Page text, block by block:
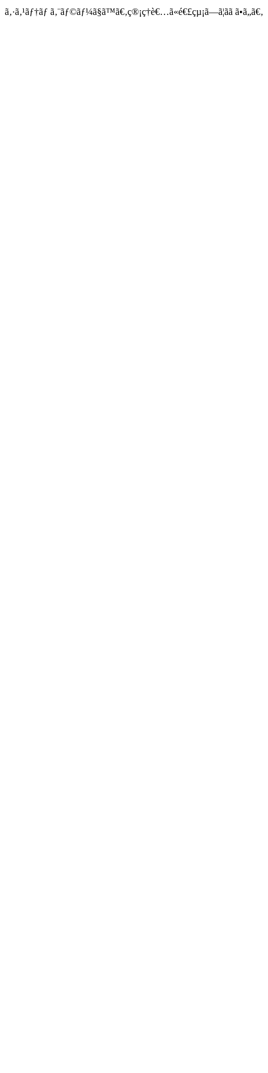
ã‚·ã‚¹ãƒ†ãƒ ã‚¨ãƒ©ãƒ¼ã§ã™ã€‚ç®¡ç†è€…ã«é€£çµ¡ã—ã¦ãã ã•ã„ã€‚